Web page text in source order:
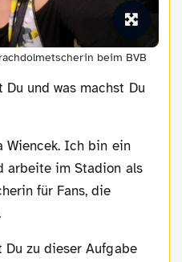
beim BVB
Du und was machst Du
Wiencek. Ich bin ein
arbeite im Stadion als
für Fans, die
Du zu dieser Aufgabe